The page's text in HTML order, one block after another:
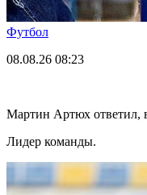
Футбол
08.08.26 08:23
Мартин Артюх ответил,
Лидер команды.